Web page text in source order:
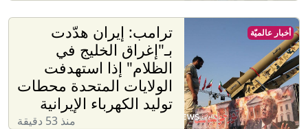
ترامب: إيران هدّدت
بـ"إغراق الخليج في
الظلام" إذا استهدفت
الولايات المتحدة محطات
توليد الكهرباء الإيرانية
منذ 53 دقيقة
أخبار عالميّة